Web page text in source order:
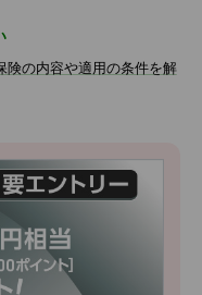
険の内容や適用の条件を解